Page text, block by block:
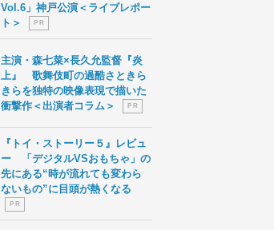
Vol.6」神戸公演＜ライブレポー
ト＞
P R
主演・森七菜×長久允監督『炎
上』 歌舞伎町の過酷さときら
きらを独特の映像表現で描いた
衝撃作＜出演者コラム＞
P R
『トイ・ストーリー５』レビュ
ー 「デジタルVSおもちゃ」の
先にある“時が流れても変わら
ないもの”に目頭が熱くなる
P R